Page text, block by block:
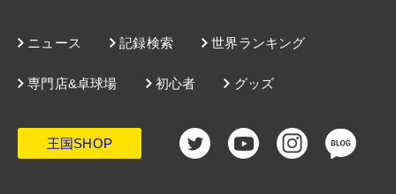
ニュース 記録検索 世界ランキング
グッズ
専門店&卓球場 初心者
王国SHOP